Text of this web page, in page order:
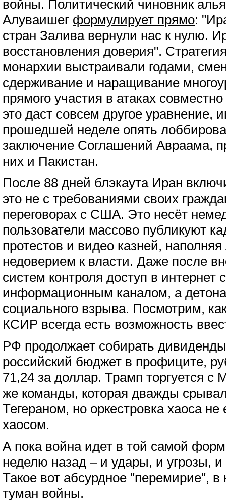
войны. Политический чиновник
Алуваишег формулирует прямо:
стран Залива вернули нас к нулю.
восстановления доверия".
монархии выстраивали годами,
сдерживание и наращивание
прямого участия в атаках
это даст совсем другое уравнение,
прошедшей неделе опять
заключение Соглашений Авраама,
них и Пакистан.
После 88 дней блэкаута Иран
это не с требованиями своих
переговорах с США. Это несёт
пользователи массово публикуют
протестов и видео казней,
недоверием к власти. Даже после
систем контроля доступ в интернет
информационным каналом, а
социального взрыва. Посмотрим,
КСИР всегда есть возможность
РФ продолжает собирать
российский бюджет в профиците,
71,24 за доллар. Трамп торгуется
же команды, которая дважды
Тегераном, но оркестровка хаоса не
хаосом.
А пока война идет в той самой
неделю назад – и удары, и угрозы,
Такое вот абсурдное "перемирие", в
туман войны.